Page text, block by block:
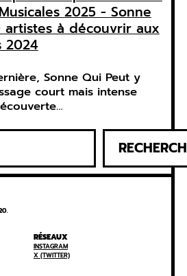
2025 - Sonne
artistes à découvrir aux
2024
Sonne Qui Peut y
court mais intense
RÉSEAUX
INSTAGRAM
X (TWITTER)